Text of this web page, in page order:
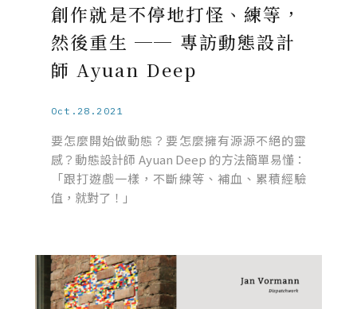
創作就是不停地打怪、練等，
然後重生 ── 專訪動態設計
師 Ayuan Deep
Oct.28.2021
要怎麼開始做動態？要怎麼擁有源源不絕的靈
感？動態設計師 Ayuan Deep 的方法簡單易懂：
「跟打遊戲一樣，不斷練等、補血、累積經驗
值，就對了！」